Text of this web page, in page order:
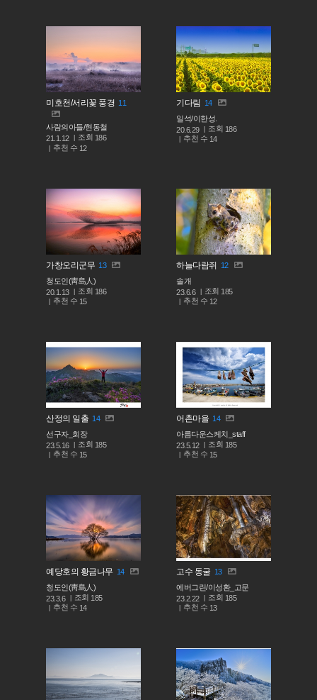
미호천/서리꽃 풍경 11
사람의아들/현동철
21.1.12
조회 186
추천 수 12
기다림 14
일석/이한성.
20.6.29
조회 186
추천 수 14
가창오리군무 13
청도인(靑島人)
20.1.13
조회 186
추천 수 15
하늘다람쥐
12
솔개
23.6.6
조회 185
추천 수 12
산정의 일출 14
선구자_회장
23.5.16
조회 185
추천 수 15
어촌마을 14
아름다운스케치_staff
23.5.12
조회 185
추천 수 15
예당호의 황금나무 14
청도인(靑島人)
23.3.6
조회 185
추천 수 14
고수 동굴 13
에버그린/이성환_고문
23.2.22
조회 185
추천 수 13